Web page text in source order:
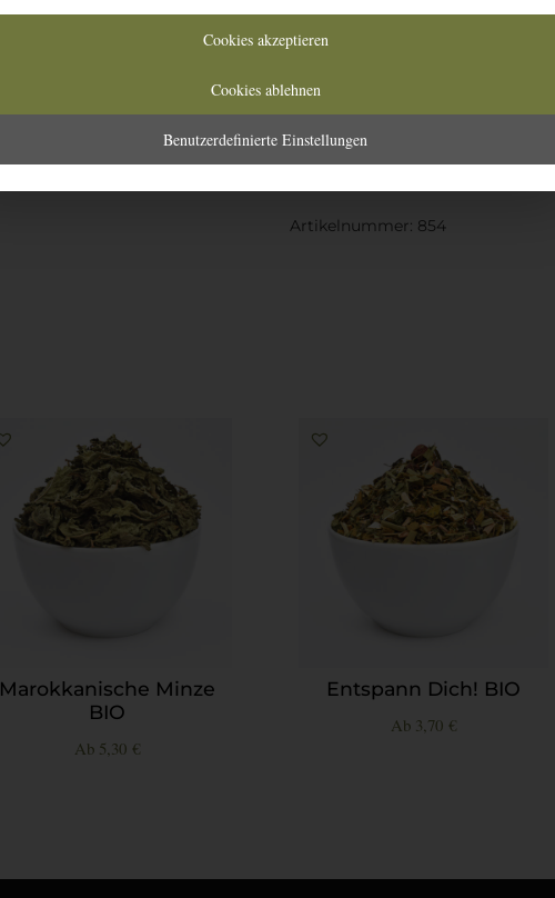
Ab
Menge
Artikelnummer: 854
Marokkanische Minze
BIO
Ab 5,30 €
Entspann Dich! BIO
Ab 3,70 €
Cookies akzeptieren
Cookies ablehnen
Benutzerdefinierte Einstellungen